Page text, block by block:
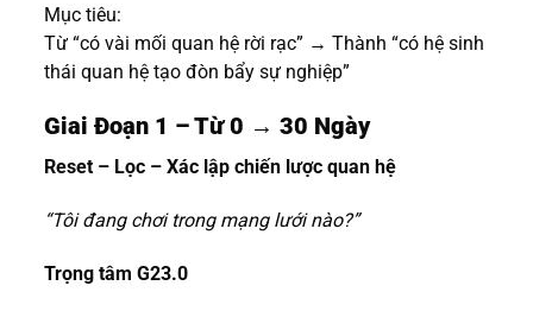
Mục tiêu:
Từ “có vài mối quan hệ rời rạc” → Thành “có hệ sinh
thái quan hệ tạo đòn bẩy sự nghiệp”
Giai Đoạn 1 – Từ 0 → 30 Ngày
Reset – Lọc – Xác lập chiến lược quan hệ
“Tôi đang chơi trong mạng lưới nào?”
Trọng tâm G23.0